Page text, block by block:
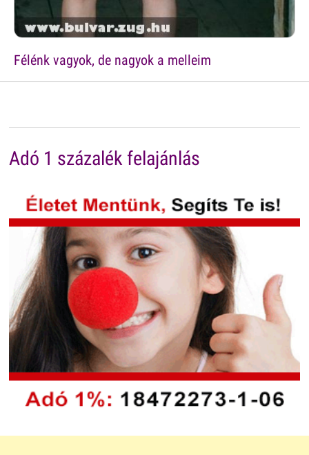
Félénk vagyok, de nagyok a melleim
Adó 1 százalék felajánlás